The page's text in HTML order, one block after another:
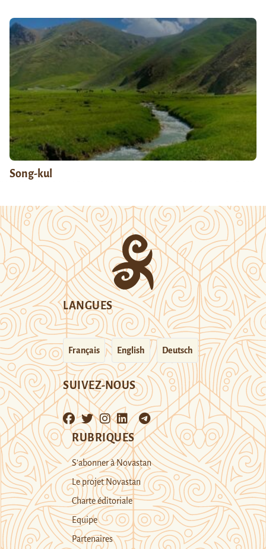
Song-kul
LANGUES
Français English Deutsch
SUIVEZ-NOUS
RUBRIQUES
S’abonner à Novastan
Le projet Novastan
Charte éditoriale
Equipe
Partenaires